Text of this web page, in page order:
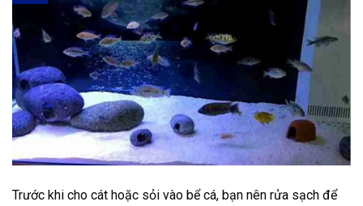
Trước khi cho cát hoặc sỏi vào bể cá, bạn nên rửa sạch để